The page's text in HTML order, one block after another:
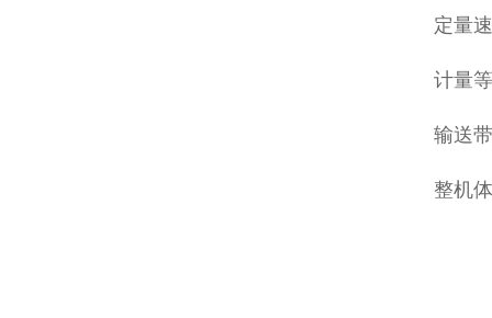
定量
计量
输送
整机